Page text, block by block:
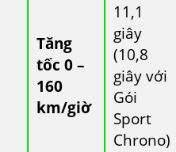
Tăng
tốc 0 –
160
km/giờ
11,1
giây
(10,8
giây với
Gói
Sport
Chrono)